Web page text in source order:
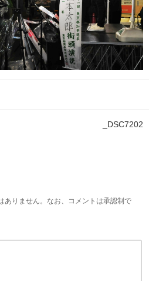
_DSC7202
ありません。なお、コメントは承認制で